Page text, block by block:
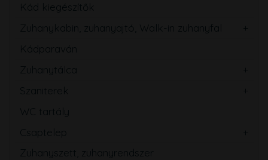
Kád kiegészítők
Zuhanykabin, zuhanyajtó, Walk-in zuhanyfal
Kádparaván
Zuhanytálca
Szaniterek
WC tartály
Csaptelep
Zuhanyszett, zuhanyrendszer